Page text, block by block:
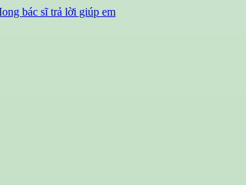
bác sĩ trả lời giúp em